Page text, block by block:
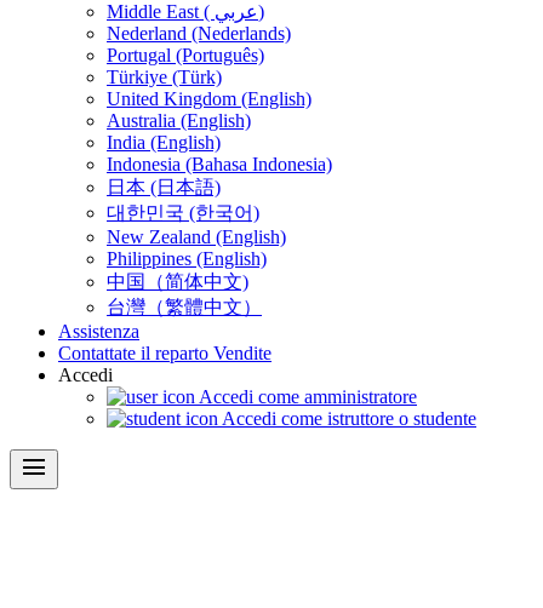
Middle East ( عربي)
Nederland (Nederlands)
Portugal (Português)
Türkiye (Türk)
United Kingdom (English)
Australia (English)
India (English)
Indonesia (Bahasa Indonesia)
日本 (日本語)
대한민국 (한국어)
New Zealand (English)
Philippines (English)
中国（简体中文)
台灣（繁體中文）
Assistenza
Contattate il reparto Vendite
Accedi
Accedi come amministratore
Accedi come istruttore o studente
menu